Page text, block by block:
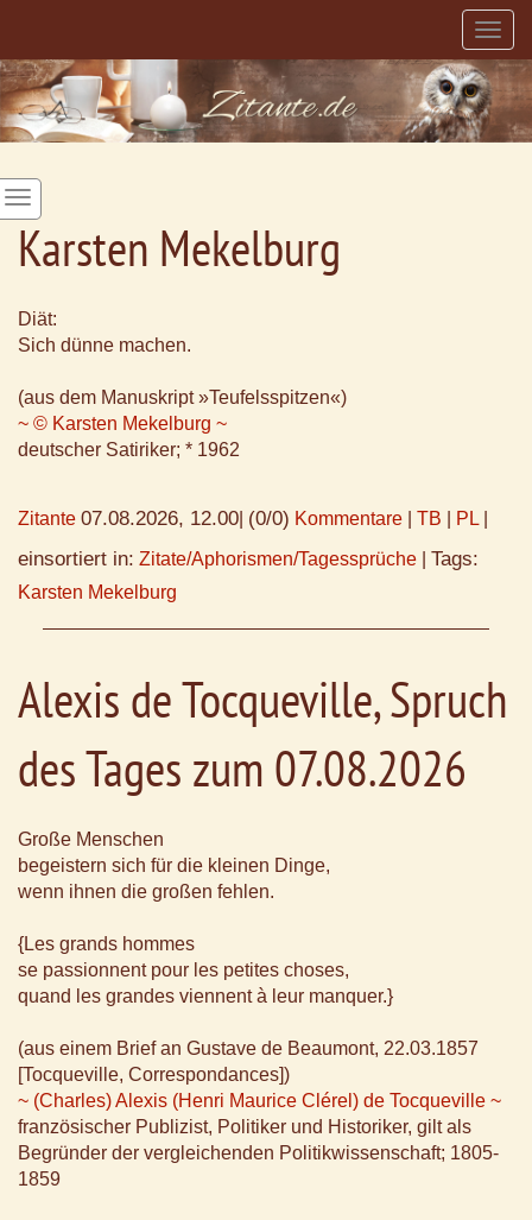
Karsten Mekelburg
Diät:
Sich dünne machen.
(aus dem Manuskript »Teufelsspitzen«)
~ © Karsten Mekelburg ~
deutscher Satiriker; * 1962
Zitante 07.08.2026, 12.00 (0/0) Kommentare TB PL
einsortiert in: Zitate/Aphorismen/Tagessprüche Tags:
Karsten Mekelburg
Alexis de Tocqueville, Spruch
des Tages zum 07.08.2026
Große Menschen
begeistern sich für die kleinen Dinge,
wenn ihnen die großen fehlen.
{Les grands hommes
se passionnent pour les petites choses,
quand les grandes viennent à leur manquer.}
(aus einem Brief an Gustave de Beaumont, 22.03.1857
[Tocqueville, Correspondances])
~ (Charles) Alexis (Henri Maurice Clérel) de Tocqueville ~
französischer Publizist, Politiker und Historiker, gilt als
Begründer der vergleichenden Politikwissenschaft; 1805-
1859